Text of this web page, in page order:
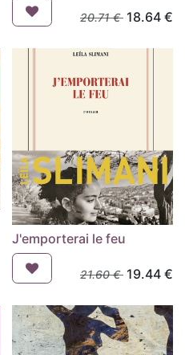
20.71€ 18.64 €
J'emporterai le feu
21.60€ 19.44 €